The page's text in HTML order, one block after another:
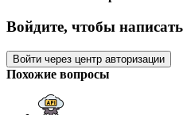
Войдите, чтобы написать
Войти через центр авторизации
Похожие вопросы